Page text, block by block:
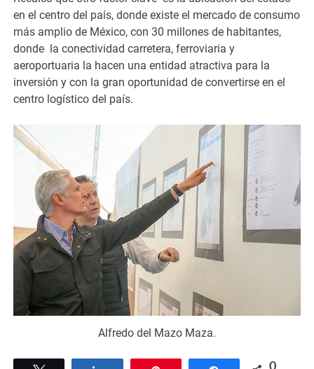
en el centro del país, donde existe el mercado de consumo
más amplio de México, con 30 millones de habitantes,
donde la conectividad carretera, ferroviaria y
aeroportuaria la hacen una entidad atractiva para la
inversión y con la gran oportunidad de convertirse en el
centro logístico del país.
Alfredo del Mazo Maza.